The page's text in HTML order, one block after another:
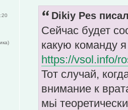
Dikiy Pes
Сейчас будет
какую команду
https://vsol.info/
Тот случай,
внимание к
мьі